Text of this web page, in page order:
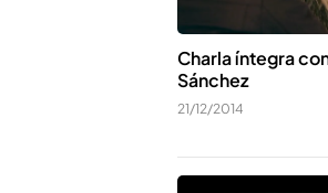
Charla íntegra
Sánchez
21/12/2014